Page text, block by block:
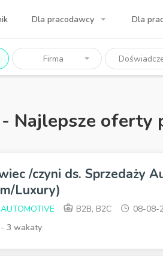
dla Twojej firmy!
Dla pracodawcy Dla
Firma
- Najlepsze oferty
/czyni ds. Sprzedaży
Luxury)
B2B, B2C
08-08-
3 wakaty